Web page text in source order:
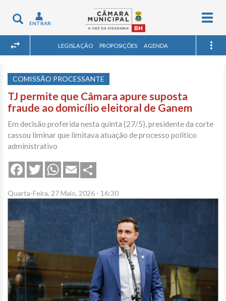
Toggle
navigation
ENTRAR
LEGISLAÇÃO PROPOSIÇÕES AGENDA
COMISSÃO PROCESSANTE
TJ permite que Câmara apure suposta
fraude ao domicílio eleitoral de Ganem
Em decisão proferida nesta quinta (27/5), presidente da corte
cassou liminar que limitava atuação de processo político
administrativo
FacebookTwitterWhatsApp
Email
Quarta-Feira, 27 Maio, 2026 - 16:30